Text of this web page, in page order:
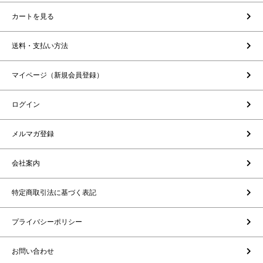
カートを見る
送料・支払い方法
マイページ（新規会員登録）
ログイン
メルマガ登録
会社案内
特定商取引法に基づく表記
プライバシーポリシー
お問い合わせ